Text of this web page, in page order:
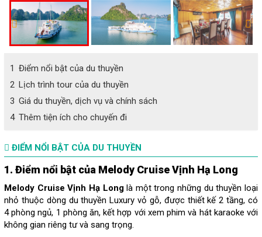
1 Điểm nổi bật của du thuyền
2 Lịch trình tour của du thuyền
3 Giá du thuyền, dịch vụ và chính sách
4 Thêm tiện ích cho chuyến đi
ĐIỂM NỔI BẬT CỦA DU THUYỀN
1. Điểm nổi bật của Melody Cruise Vịnh Hạ Long
Melody Cruise Vịnh Hạ Long là một trong những du thuyền loại
nhỏ thuộc dòng du thuyền Luxury vỏ gỗ, được thiết kế 2 tầng, có
4 phòng ngủ, 1 phòng ăn, kết hợp với xem phim và hát karaoke với
không gian riêng tư và sang trọng.